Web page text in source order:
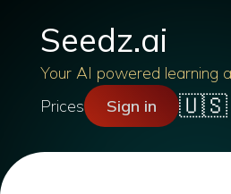
Seedz.ai
Your AI powered learning
Prices
Sign in 🇺🇸